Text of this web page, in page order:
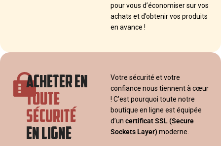
pour vous d’économiser sur vos
achats et d’obtenir vos produits
en avance !
ACHETER EN
TOUTE
SÉCURITÉ
EN LIGNE
Votre sécurité et votre
confiance nous tiennent à cœur
! C’est pourquoi toute notre
boutique en ligne est équipée
d’un certificat SSL (Secure
Sockets Layer) moderne.